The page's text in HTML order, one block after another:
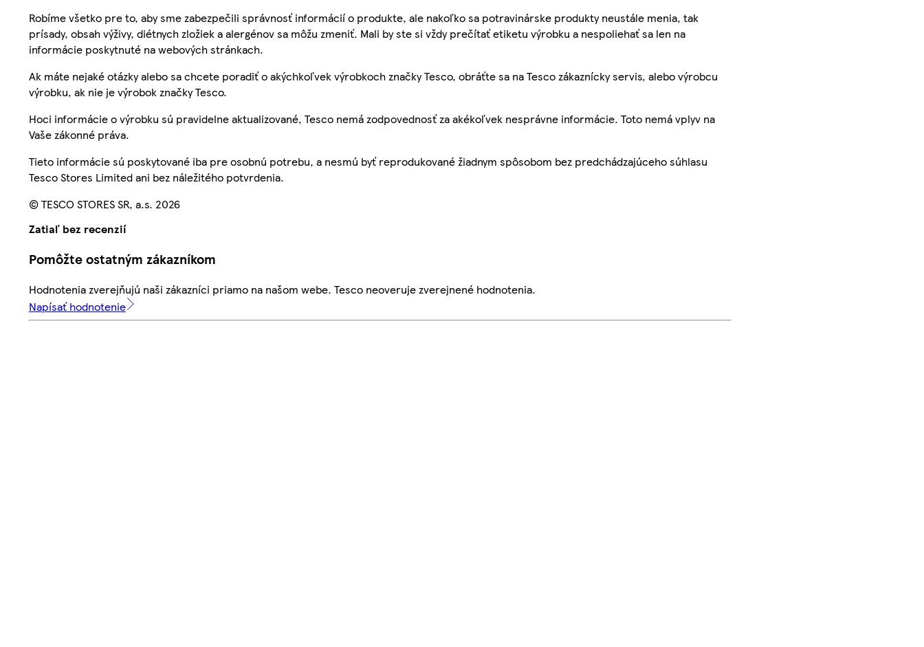
Robíme všetko pre to, aby sme zabezpečili správnosť informácií o produkte, ale nakoľko sa potravinárske produkty neustále menia, tak
prísady, obsah výživy, diétnych zložiek a alergénov sa môžu zmeniť. Mali by ste si vždy prečítať etiketu výrobku a nespoliehať sa len na
informácie poskytnuté na webových stránkach.
Ak máte nejaké otázky alebo sa chcete poradiť o akýchkoľvek výrobkoch značky Tesco, obráťte sa na Tesco zákaznícky servis, alebo výrobcu
výrobku, ak nie je výrobok značky Tesco.
Hoci informácie o výrobku sú pravidelne aktualizované, Tesco nemá zodpovednosť za akékoľvek nesprávne informácie. Toto nemá vplyv na
Vaše zákonné práva.
Tieto informácie sú poskytované iba pre osobnú potrebu, a nesmú byť reprodukované žiadnym spôsobom bez predchádzajúceho súhlasu
Tesco Stores Limited ani bez náležitého potvrdenia.
© TESCO STORES SR, a.s. 2026
Zatiaľ bez recenzií
Pomôžte ostatným zákazníkom
Hodnotenia zverejňujú naši zákazníci priamo na našom webe. Tesco neoveruje zverejnené hodnotenia.
Napísať hodnotenie